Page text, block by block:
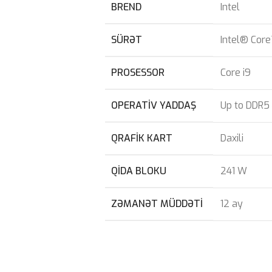
BREND Intel
SÜRƏT Intel®
PROSESSOR Core i9
OPERATIV YADDAŞ Up to
QRAFIK KART Daxili
QIDA BLOKU 241 W
ZƏMANƏT MÜDDƏTI 12 ay